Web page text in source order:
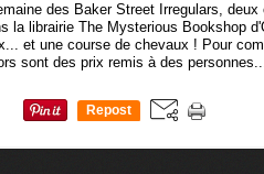
des Baker Street Irregulars,
la librairie The Mysterious Bookshop
et une course de chevaux ! Pour
sont des prix remis à des
Repost